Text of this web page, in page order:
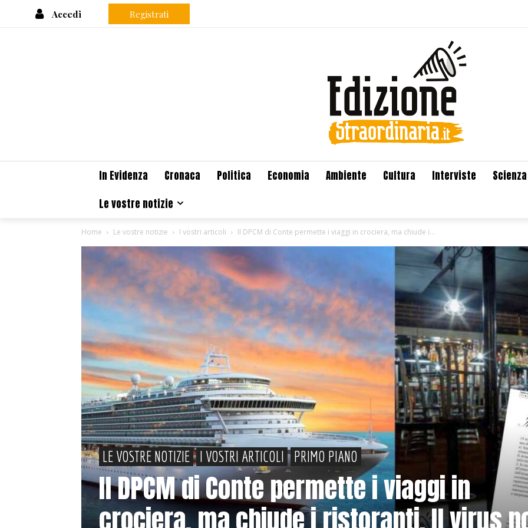
Accedi Registrati
In Evidenza Cronaca Politica Economia Ambiente Cultura Interviste
Scienza
Le vostre notizie
Home Le vostre notizie I vostri articoli Il DPCM di Conte permette i viaggi in crociera, ma chiude i...
LE VOSTRE NOTIZIE I VOSTRI ARTICOLI PRIMO PIANO
Il DPCM di Conte permette i viaggi in
crociera, ma chiude i ristoranti. Il virus